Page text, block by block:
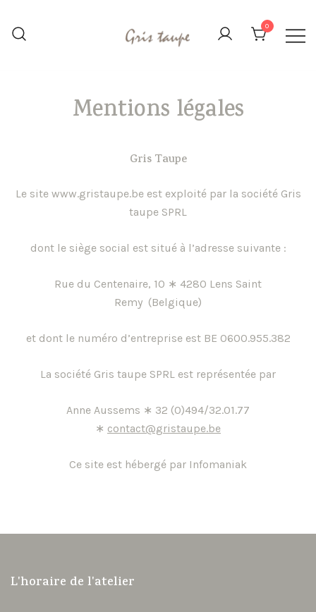
contenu
0
Mentions légales
Gris Taupe
Le site www.gristaupe.be est exploité par la société Gris
taupe SPRL
dont le siège social est situé à l’adresse suivante :
Rue du Centenaire, 10 ∗ 4280 Lens Saint
Remy (Belgique)
et dont le numéro d’entreprise est BE 0600.955.382
La société Gris taupe SPRL est représentée par
Anne Aussems ∗ 32 (0)494/32.01.77
∗ contact@gristaupe.be
Ce site est hébergé par Infomaniak
L'horaire de l'atelier